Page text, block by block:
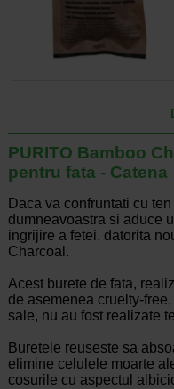
PURITO Bamboo
pentru fata - Catena
Daca va confruntati cu
dumneavoastra si aduce
ingrijire a fetei, datorita
Charcoal.
Acest burete de fata,
de asemenea cruelty-
sale, nu au fost realizate
Buretele reuseste sa
elimine celulele moarte
cosurile cu aspectul